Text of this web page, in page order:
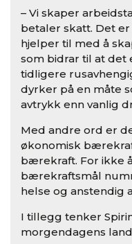
– Vi skaper
betaler skatt. Det
hjelper til med å
som bidrar til at det
tidligere
dyrker på en måte
avtrykk enn vanlig
Med andre ord er
økonomisk
bærekraft. For ikke
bærekraftsmål
helse og anstendig
I tillegg tenker
morgendagens